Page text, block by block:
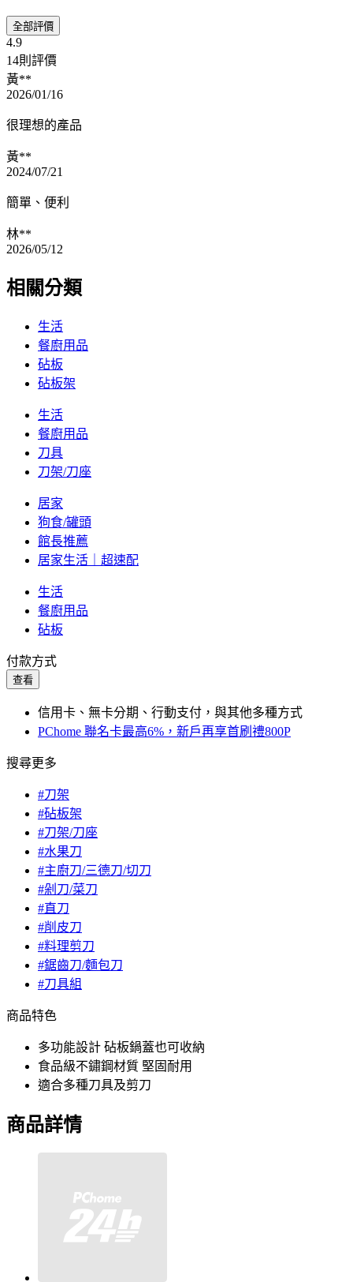
全部評價
4.9
14則評價
黃**
2026/01/16
很理想的產品
黃**
2024/07/21
簡單、便利
林**
2026/05/12
相關分類
生活
餐廚用品
砧板
砧板架
生活
餐廚用品
刀具
刀架/刀座
居家
狗食/罐頭
館長推薦
居家生活｜超速配
生活
餐廚用品
砧板
付款方式
查看
信用卡、無卡分期、行動支付，與其他多種方式
PChome 聯名卡最高6%，新戶再享首刷禮800P
搜尋更多
#刀架
#砧板架
#刀架/刀座
#水果刀
#主廚刀/三德刀/切刀
#剁刀/菜刀
#直刀
#削皮刀
#料理剪刀
#鋸齒刀/麵包刀
#刀具組
商品特色
多功能設計 砧板鍋蓋也可收納
食品級不鏽鋼材質 堅固耐用
適合多種刀具及剪刀
商品詳情